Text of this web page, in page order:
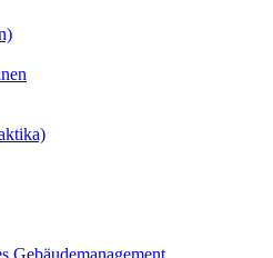
Gebäudemanagement